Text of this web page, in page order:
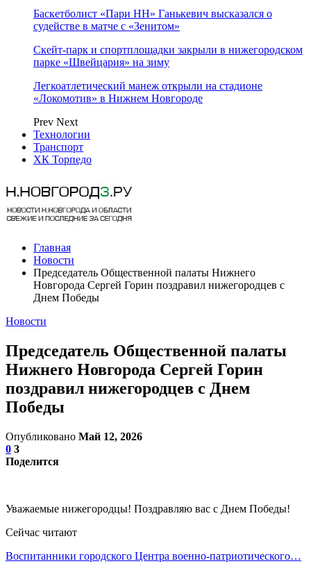
Баскетболист «Пари НН» Ганькевич высказался о
судействе в матче с «Зенитом»
Скейт-парк и спортплощадки закрыли в нижегородском
парке «Швейцария» на зиму
Легкоатлетический манеж открыли на стадионе
«Локомотив» в Нижнем Новгороде
Prev Next
Технологии
Транспорт
ХК Торпедо
Главная
Новости
Председатель Общественной палаты Нижнего
Новгорода Сергей Горин поздравил нижегородцев с
Днем Победы
Новости
Председатель Общественной палаты
Нижнего Новгорода Сергей Горин
поздравил нижегородцев с Днем
Победы
Опубликовано Май 12, 2026
0 3
Поделится
Уважаемые нижегородцы! Поздравляю вас с Днем Победы!
Сейчас читают
Воспитанники городского Центра военно-патриотического…